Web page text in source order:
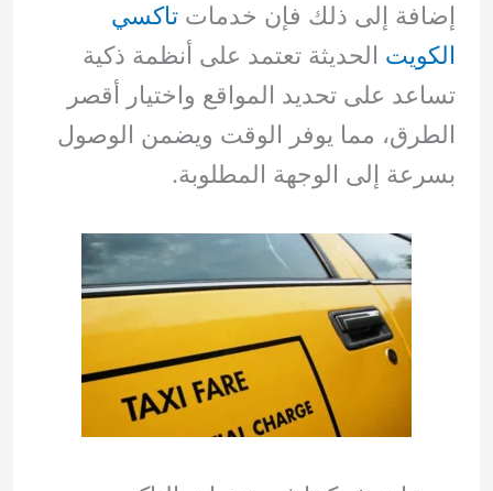
إضافة إلى ذلك فإن خدمات تاكسي
الكويت الحديثة تعتمد على أنظمة ذكية
تساعد على تحديد المواقع واختيار أقصر
الطرق، مما يوفر الوقت ويضمن الوصول
بسرعة إلى الوجهة المطلوبة.